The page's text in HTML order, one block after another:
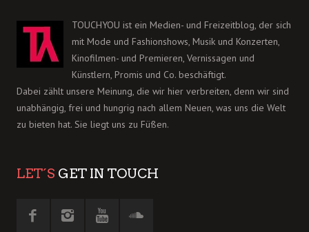
TOUCHYOU ist ein Medien- und Freizeitblog, der sich
mit Mode und Fashionshows, Musik und Konzerten,
Kinofilmen- und Premieren, Vernissagen und
Künstlern, Promis und Co. beschäftigt.
Dabei zählt unsere Meinung, die wir hier verbreiten, denn wir sind
unabhängig, frei und hungrig nach allem Neuen, was uns die Welt
zu bieten hat. Sie liegt uns zu Füßen.
LET´S GET IN TOUCH